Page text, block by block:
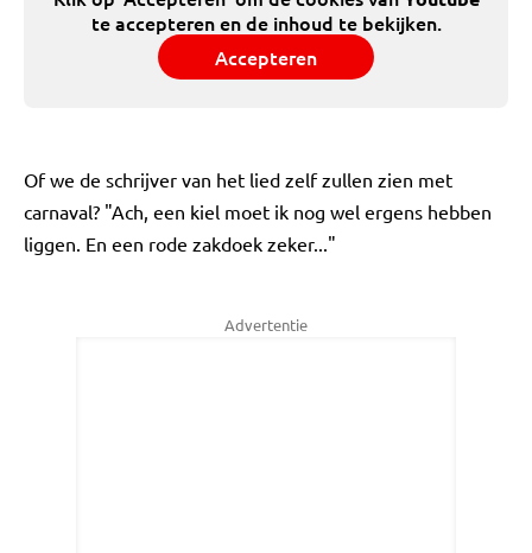
te accepteren en de inhoud te bekijken.
Accepteren
Of we de schrijver van het lied zelf zullen zien met
carnaval? "Ach, een kiel moet ik nog wel ergens hebben
liggen. En een rode zakdoek zeker..."
Advertentie